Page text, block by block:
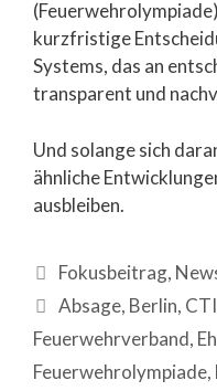
kurzfristige
Systems, das an
transparent und
Und solange sich
ähnliche
ausbleiben.
Fokusbeitrag,
Absage, Berlin,
Feuerwehrverband,
Feuerwehrolympiade,